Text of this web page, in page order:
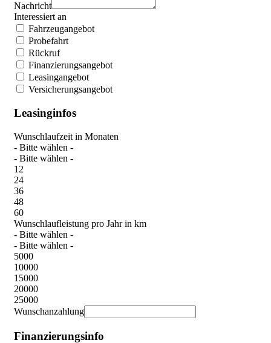
Nachricht
Interessiert an
Fahrzeugangebot
Probefahrt
Rückruf
Finanzierungsangebot
Leasingangebot
Versicherungsangebot
Leasinginfos
Wunschlaufzeit in Monaten
- Bitte wählen -
- Bitte wählen -
12
24
36
48
60
Wunschlaufleistung pro Jahr in km
- Bitte wählen -
- Bitte wählen -
5000
10000
15000
20000
25000
Wunschanzahlung
Finanzierungsinfo